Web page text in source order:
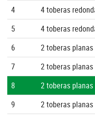
4
4 toberas
5
4 toberas
6
2 toberas
7
2 toberas
8
2 toberas
9
2 toberas